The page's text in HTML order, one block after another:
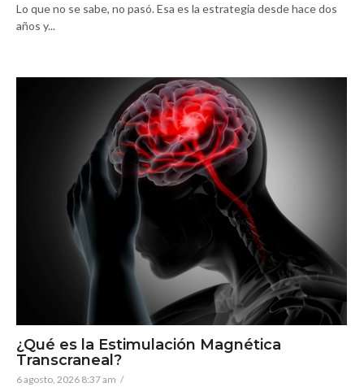
Lo que no se sabe, no pasó. Esa es la estrategia desde hace dos
años y...
¿Qué es la Estimulación Magnética
Transcraneal?
6 agosto, 2026 8:37 am /